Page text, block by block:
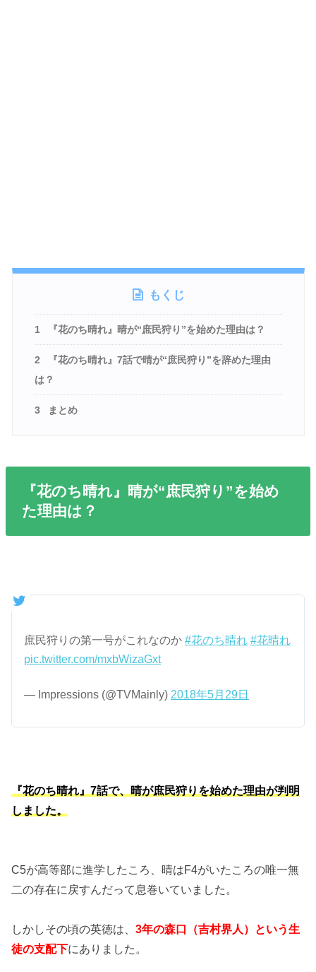
もくじ
1 『花のち晴れ』晴が“庶民狩り”を始めた理由は？
2
『花のち晴れ』7話で晴が“庶民狩り”を辞めた理由
は？
3 まとめ
『花のち晴れ』晴が“庶民狩り”を始め
た理由は？
庶民狩りの第一号がこれなのか#花のち晴れ #花晴れ
pic.twitter.com/mxbWizaGxt
— Impressions (@TVMainly) 2018年5月29日
『花のち晴れ』7話で、晴が庶民狩りを始めた理由が判明
しました。
C5が高等部に進学したころ、晴はF4がいたころの唯一無
二の存在に戻すんだって息巻いていました。
しかしその頃の英徳は、3年の森口（吉村界人）という生
徒の支配下にありました。